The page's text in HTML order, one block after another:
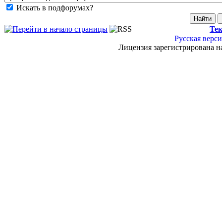
Искать в подфорумах?
Русская
Лицензия зарегистрирована